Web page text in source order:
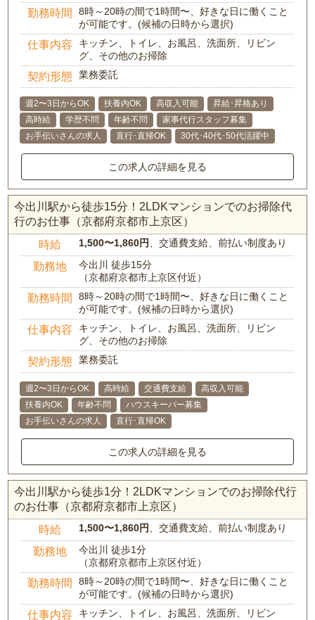
勤務時間
8時～20時の間で1時間〜、好きな日に働くこと
が可能です。(候補の日時から選択)
仕事内容
キッチン、トイレ、お風呂、洗面所、リビン
グ、その他のお掃除
契約形態 業務委託
週2〜3日からOK 扶養内OK 高収入可能
昇給･昇格あり
高時給
学歴不問 年齢不問
家事代行スタッフ募集
お手伝いさんの求人
直行･直帰OK 30代･40代･50代活躍中
この求人の詳細を見る
今出川駅から徒歩15分！2LDKマンションでのお掃除代
行のお仕事（京都府京都市上京区）
時給 1,500〜1,860円 、交通費支給、前払い制度あり
勤務地
今出川 徒歩15分
（京都府京都市上京区付近）
勤務時間
8時～20時の間で1時間〜、好きな日に働くこと
が可能です。(候補の日時から選択)
仕事内容
キッチン、トイレ、お風呂、洗面所、リビン
グ、その他のお掃除
契約形態 業務委託
週2〜3日からOK 高時給 交通費支給
高収入可能
扶養内OK
年齢不問
ハウスキーパー募集
お手伝いさんの求人
直行･直帰OK
この求人の詳細を見る
今出川駅から徒歩1分！2LDKマンションでのお掃除代行
のお仕事（京都府京都市上京区）
時給 1,500〜1,860円 、交通費支給、前払い制度あり
勤務地
今出川 徒歩1分
（京都府京都市上京区付近）
勤務時間
8時～20時の間で1時間〜、好きな日に働くこと
が可能です。(候補の日時から選択)
仕事内容
キッチン、トイレ、お風呂、洗面所、リビン